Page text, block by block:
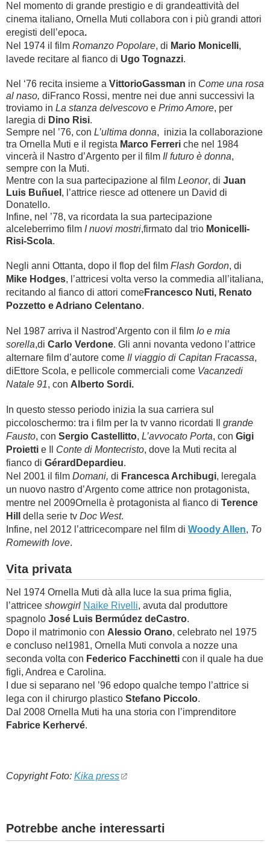
Nel momento di grande prestigio e di grandeattività del
cinema italiano, Ornella Muti collabora con i più grandi attori
eregisti dell’epoca.
Nel 1974 il film Romanzo Popolare, di Mario Monicelli,
lavede recitare al fianco di Ugo Tognazzi.
Nel ‘76 recita insieme a VittorioGassman in Come una rosa
al naso, diFranco Rossi, mentre nei due anni successivi la
troviamo in La stanza delvescovo e Primo Amore, per
laregia di Dino Risi.
Sempre nel ’76, con L’ultima donna, inizia la collaborazione
tra Ornella Muti e il regista Marco Ferreri che nel 1984
vincerà il Nastro d’Argento per il film Il futuro è donna,
sempre con la Muti.
Mentre con la sua partecipazione al film Leonor, di Juan
Luis Buñuel , l’attrice riesce ad ottenere un David di
Donatello.
Infine, nel ’78, va ricordata la sua partecipazione
alceleberrimo film I nuovi mostri,firmato dal trio Monicelli-
Risi-Scola.
Negli anni Ottanta, dopo il flop del film Flash Gordon, di
Mike Hodges, l’attricesi volta verso la commedia all’italiana,
recitando al fianco di attori comeFrancesco Nuti, Renato
Pozzetto e Adriano Celentano.
Nel 1987 arriva il Nastrod’Argento con il film Io e mia
sorella,di Carlo Verdone. Gli anni novanta vedono l’attrice
alternare film d’autore come Il viaggio di Capitan Fracassa,
diEttore Scola, e pellicole commerciali come Vacanzedi
Natale 91, con Alberto Sordi.
In questo stesso periodo inizia la sua carriera sul
piccoloschermo: tra i film per la tv vanno ricordati Il grande
Fausto, con Sergio Castellitto, L’avvocato Porta, con Gigi
Proietti e Il Conte di Montecristo, dove la Muti recita al
fianco di GérardDepardieu.
Nel 2001 il film Domani, di Francesca Archibugi, leregala
un nuovo nastro d’Argento come attrice non protagonista,
mentre nel 2009Ornella è protagonista al fianco di Terence
Hill
della serie tv Doc West.
Infine, nel 2012 l’attricecompare nel film di Woody Allen, To
Romewith love.
Vita privata
Nel 1974 Ornella Muti dà alla luce la sua prima figlia,
l’attricee showgirl Naike Rivelli, avuta dal produttore
spagnolo José Luis Bermúdez deCastro.
Dopo il matrimonio con Alessio Orano, celebrato nel 1975
e concluso nel1981, Ornella Muti convola a nozze una
seconda volta con Federico Facchinetti con il quale ha due
figli, Andrea e Carolina.
I due si separano nel ’96 edopo qualche tempo l’attrice si
lega con il chirurgo plastico Stefano Piccolo.
Dal 2008 Ornella Muti ha una storia con l’imprenditore
Fabrice Kerhervé.
Copyright Foto: Kika press
Potrebbe anche interessarti